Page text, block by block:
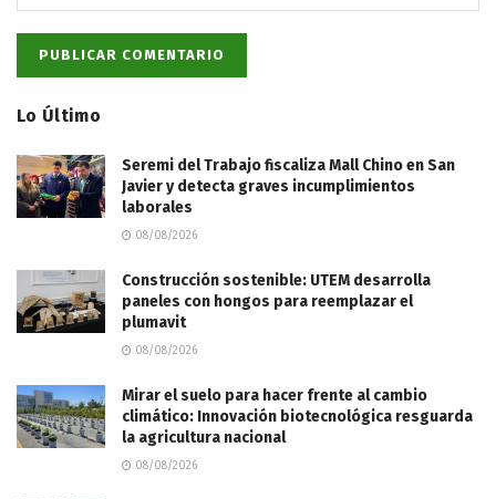
Lo Último
Seremi del Trabajo fiscaliza Mall Chino en San
Javier y detecta graves incumplimientos
laborales
08/08/2026
Construcción sostenible: UTEM desarrolla
paneles con hongos para reemplazar el
plumavit
08/08/2026
Mirar el suelo para hacer frente al cambio
climático: Innovación biotecnológica resguarda
la agricultura nacional
08/08/2026